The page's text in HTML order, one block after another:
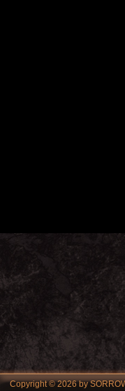
Copyright © 2026 by